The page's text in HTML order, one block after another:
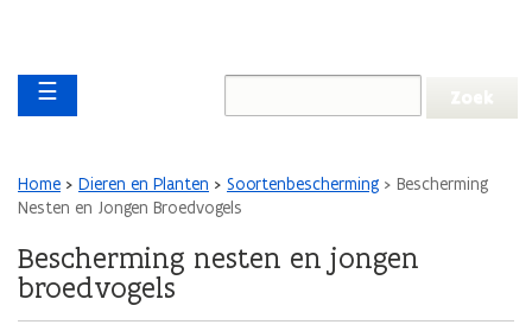
gaan
Main navigation
☰
Kruimelpad
Home Dieren en Planten Soortenbescherming
Bescherming
Nesten en Jongen Broedvogels
Bescherming nesten en jongen
broedvogels